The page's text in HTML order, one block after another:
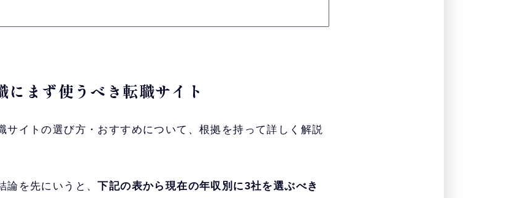
にまず使うべき転職サイト
サイトの選び方・おすすめについて、根拠を持って詳しく解説
論を先にいうと、下記の表から現在の年収別に3社を選ぶべき